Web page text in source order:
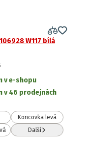
W117 bílá
v e-shopu
v 46 prodejnách
Koncovka levá
Další